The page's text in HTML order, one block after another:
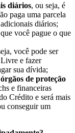
diários, ou seja, é
paga uma parcela
diários;
você pague o que
você pode ser
e fazer
sua dívida;
de proteção
e financeiras
Crédito e será mais
conseguir um